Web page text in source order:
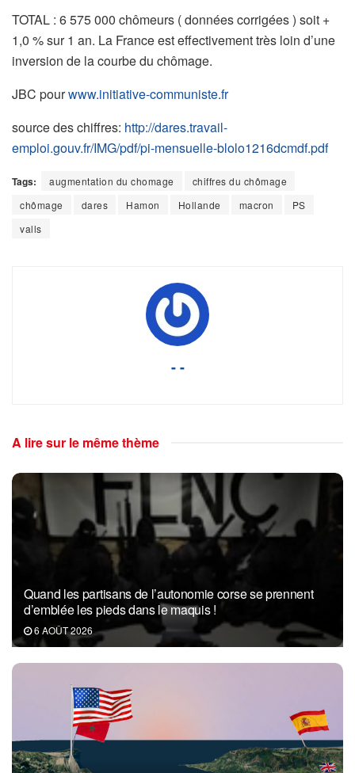
TOTAL : 6 575 000 chômeurs ( données corrigées ) soit +
1,0 % sur 1 an. La France est effectivement très loin d’une
inversion de la courbe du chômage.
JBC pourwww.initiative-communiste.fr
source des chiffres: http://dares.travail-
emploi.gouv.fr/IMG/pdf/pi-mensuelle-blolo1216dcmdf.pdf
Tags: augmentation du chomage
chiffres du chômage
chômage
dares Hamon Hollande macron
PS
valls
- -
A lire sur le même thème
Quand les partisans de l’autonomie corse se prennent
d’emblée les pieds dans le maquis !
6 AOÛT 2026